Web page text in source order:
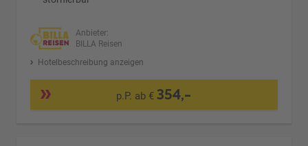
Anbieter:
BILLA Reisen
Hotelbeschreibung anzeigen
p.P. ab €354,-